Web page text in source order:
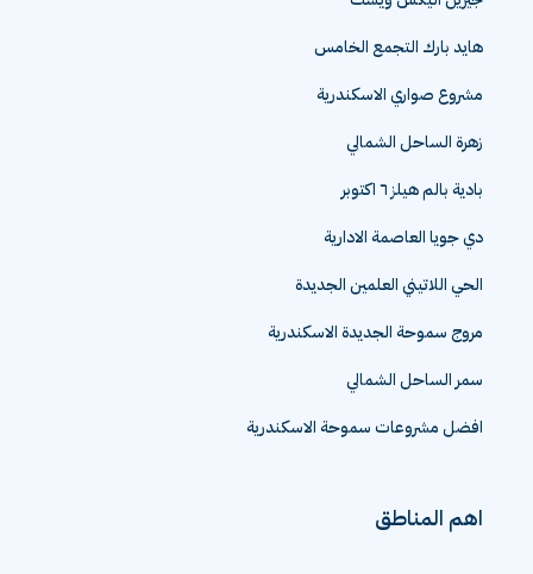
هايد بارك التجمع الخامس
مشروع صواري الاسكندرية
زهرة الساحل الشمالي
بادية بالم هيلز ٦ اكتوبر
دي جويا العاصمة الادارية
الحي اللاتيني العلمين الجديدة
مروج سموحة الجديدة الاسكندرية
سمر الساحل الشمالي
افضل مشروعات سموحة الاسكندرية
اهم المناطق